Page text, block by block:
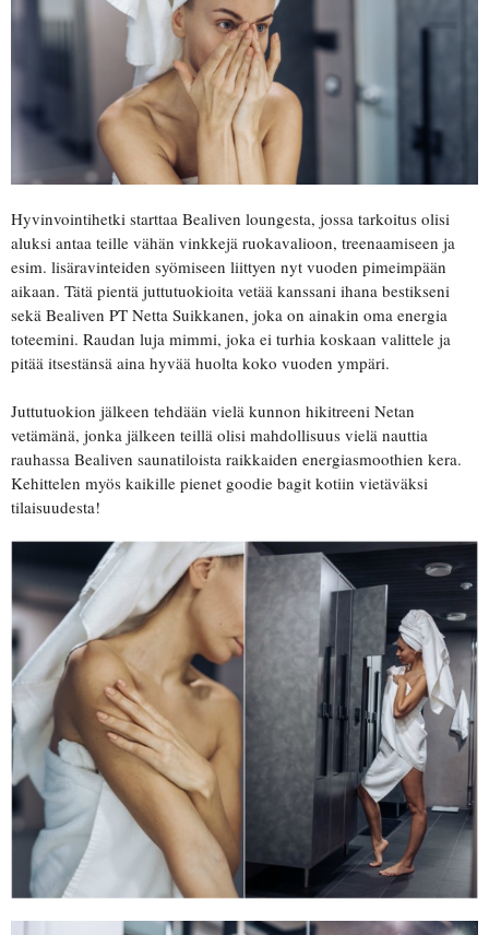
Hyvinvointihetki starttaa Bealiven loungesta, jossa tarkoitus olisi
aluksi antaa teille vähän vinkkejä ruokavalioon, treenaamiseen ja
esim. lisäravinteiden syömiseen liittyen nyt vuoden pimeimpään
aikaan. Tätä pientä juttutuokioita vetää kanssani ihana bestikseni
sekä Bealiven PT Netta Suikkanen, joka on ainakin oma energia
toteemini. Raudan luja mimmi, joka ei turhia koskaan valittele ja
pitää itsestänsä aina hyvää huolta koko vuoden ympäri.
Juttutuokion jälkeen tehdään vielä kunnon hikitreeni Netan
vetämänä, jonka jälkeen teillä olisi mahdollisuus vielä nauttia
rauhassa Bealiven saunatiloista raikkaiden energiasmoothien kera.
Kehittelen myös kaikille pienet goodie bagit kotiin vietäväksi
tilaisuudesta!